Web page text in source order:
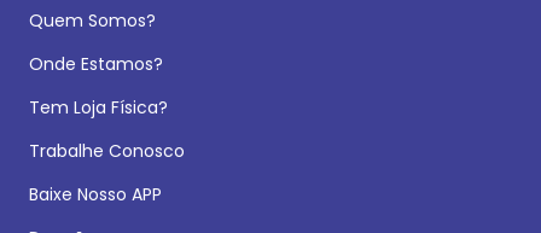
Quem Somos?
Onde Estamos?
Tem Loja Física?
Trabalhe Conosco
Baixe Nosso APP